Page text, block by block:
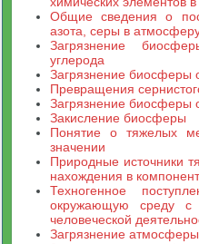
Общие сведения о
азота, серы в
Загрязнение
углерода
Загрязнение биосферы
Превращения
Загрязнение биосферы
Закисление биосферы
Понятие о тяжелых
значении
Природные источники
нахождения в
Техногенное
окружающую среду с
человеческой
Загрязнение